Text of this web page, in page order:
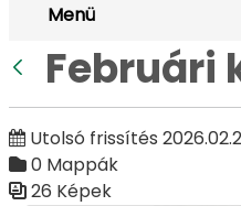
Menü
Februári
Utolsó frissítés
0 Mappák
26 Képek